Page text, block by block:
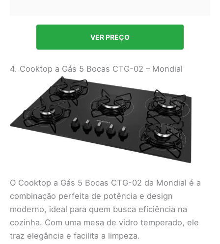
VER PREÇO
4. Cooktop a Gás 5 Bocas CTG-02 – Mondial
O Cooktop a Gás 5 Bocas CTG-02 da Mondial é a
combinação perfeita de potência e design
moderno, ideal para quem busca eficiência na
cozinha. Com uma mesa de vidro temperado, ele
traz elegância e facilita a limpeza.